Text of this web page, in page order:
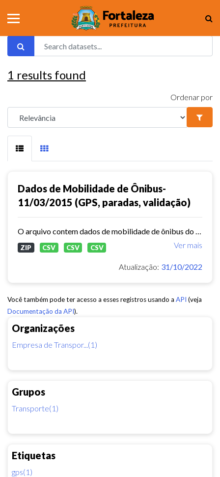
Organizações
Empresa de Transpor...(1)
Grupos
Transporte(1)
Etiquetas
gps(1)
1 results found
Ordenar por
Dados de Mobilidade de Ônibus-
11/03/2015 (GPS, paradas, validação)
Ver mais
ZIP CSV CSV CSV
Atualização: 31/10/2022
Você também pode ter acesso a esses registros usando a API (veja
Documentação da API).